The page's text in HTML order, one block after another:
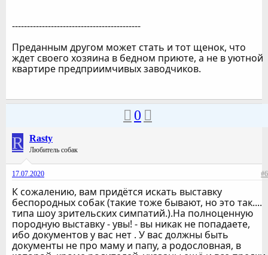
-------------------------------------------
Преданным другом может стать и тот щенок, что
ждет своего хозяина в бедном приюте, а не в уютной
квартире предприимчивых заводчиков.
0
R Rasty
Любитель собак
17.07.2020 #6
К сожалению, вам придётся искать выставку
беспородных собак (такие тоже бывают, но это так....
типа шоу зрительских симпатий.).На полноценную
породную выставку - увы! - вы никак не попадаете,
ибо документов у вас нет . У вас должны быть
документы не про маму и папу, а родословная, в